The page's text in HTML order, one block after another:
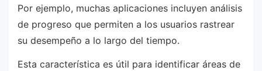
Por ejemplo, muchas aplicaciones incluyen análisis
de progreso que permiten a los usuarios rastrear
su desempeño a lo largo del tiempo.
Esta característica es útil para identificar áreas de